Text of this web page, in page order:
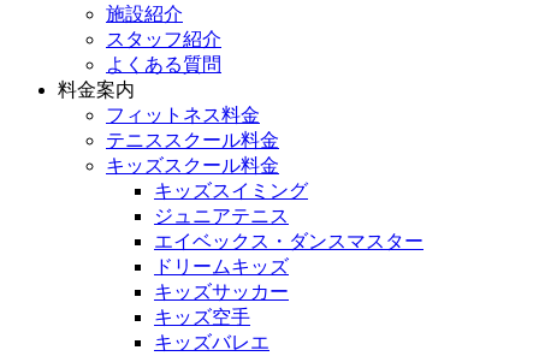
施設紹介
スタッフ紹介
よくある質問
料金案内
フィットネス料金
テニススクール料金
キッズスクール料金
キッズスイミング
ジュニアテニス
エイベックス・ダンスマスター
ドリームキッズ
キッズサッカー
キッズ空手
キッズバレエ